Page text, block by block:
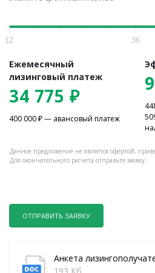
12 36
Ежемесячный
лизинговый платеж
34 775 ₽
400 000₽ — авансовый платеж
Данное предложение не является офертой,
Для окончательного расчета отправьте заявку.
ОТПРАВИТЬ ЗАЯВКУ
Анкета